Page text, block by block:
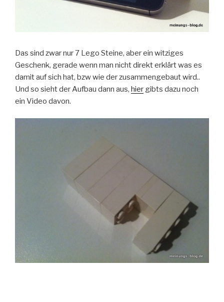
Das sind zwar nur 7 Lego Steine, aber ein witziges
Geschenk, gerade wenn man nicht direkt erklärt was es
damit auf sich hat, bzw wie der zusammengebaut wird..
Und so sieht der Aufbau dann aus, hier gibts dazu noch
ein Video davon.